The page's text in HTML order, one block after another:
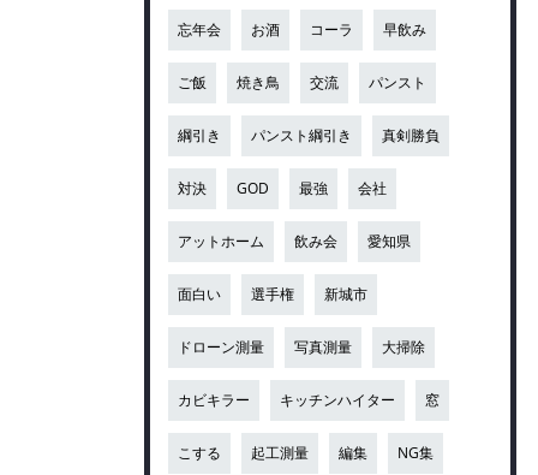
忘年会 お酒 コーラ 早飲み
ご飯 焼き鳥 交流 パンスト
綱引き パンスト綱引き 真剣勝負
対決 GOD 最強 会社
アットホーム 飲み会 愛知県
面白い 選手権 新城市
ドローン測量 写真測量 大掃除
カビキラー キッチンハイター 窓
こする 起工測量 編集 NG集